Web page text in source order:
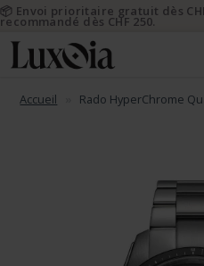
Accueil Rado HyperChrome
📦 Envoi prioritaire gratuit dès
recommandé dès CHF 250.